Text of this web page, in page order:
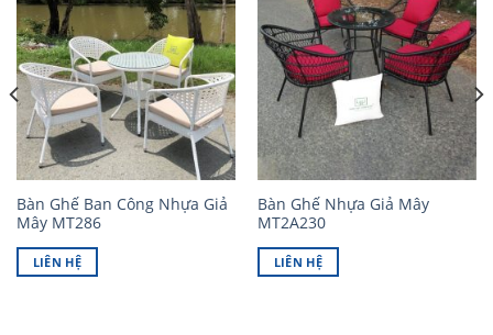
Bàn Ghế Ban Công Nhựa Giả
Mây MT286
LIÊN HỆ
Bàn Ghế Nhựa Giả Mây
MT2A230
LIÊN HỆ